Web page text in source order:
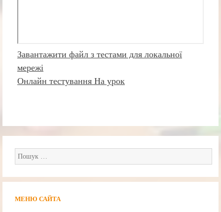
Завантажити файл з тестами для локальної
мережі
Онлайн тестування На урок
Пошук:
МЕНЮ САЙТА